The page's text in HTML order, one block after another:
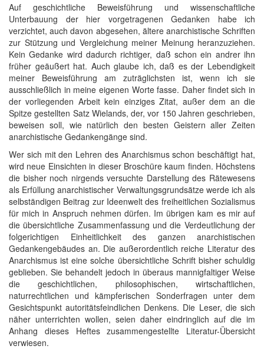
Auf geschichtliche Beweisführung und wissenschaftliche
Unterbauung der hier vorgetragenen Gedanken habe ich
verzichtet, auch davon abgesehen, ältere anarchistische Schriften
zur Stützung und Vergleichung meiner Meinung heranzuziehen.
Kein Gedanke wird dadurch richtiger, daß schon ein andrer ihn
früher geäußert hat. Auch glaube ich, daß es der Lebendigkeit
meiner Beweisführung am zuträglichsten ist, wenn ich sie
ausschließlich in meine eigenen Worte fasse. Daher findet sich in
der vorliegenden Arbeit kein einziges Zitat, außer dem an die
Spitze gestellten Satz Wielands, der, vor 150 Jahren geschrieben,
beweisen soll, wie natürlich den besten Geistern aller Zeiten
anarchistische Gedankengänge sind.
Wer sich mit den Lehren des Anarchismus schon beschäftigt hat,
wird neue Einsichten in dieser Broschüre kaum finden. Höchstens
die bisher noch nirgends versuchte Darstellung des Rätewesens
als Erfüllung anarchistischer Verwaltungsgrundsätze werde ich als
selbständigen Beitrag zur Ideenwelt des freiheitlichen Sozialismus
für mich in Anspruch nehmen dürfen. Im übrigen kam es mir auf
die übersichtliche Zusammenfassung und die Verdeutlichung der
folgerichtigen Einheitlichkeit des ganzen anarchistischen
Gedankengebäudes an. Die außerordentlich reiche Literatur des
Anarchismus ist eine solche übersichtliche Schrift bisher schuldig
geblieben. Sie behandelt jedoch in überaus mannigfaltiger Weise
die geschichtlichen, philosophischen, wirtschaftlichen,
naturrechtlichen und kämpferischen Sonderfragen unter dem
Gesichtspunkt autoritätsfeindlichen Denkens. Die Leser, die sich
näher unterrichten wollen, seien daher eindringlich auf die im
Anhang dieses Heftes zusammengestellte Literatur-Übersicht
verwiesen.